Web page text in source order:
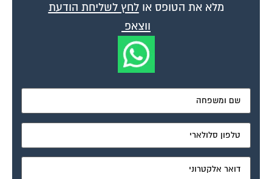
מלא את הטופס אולחץ לשליחת הודעת
ווצאפ